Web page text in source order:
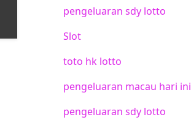
pengeluaran sdy lotto
Slot
toto hk lotto
pengeluaran macau hari ini
pengeluaran sdy lotto